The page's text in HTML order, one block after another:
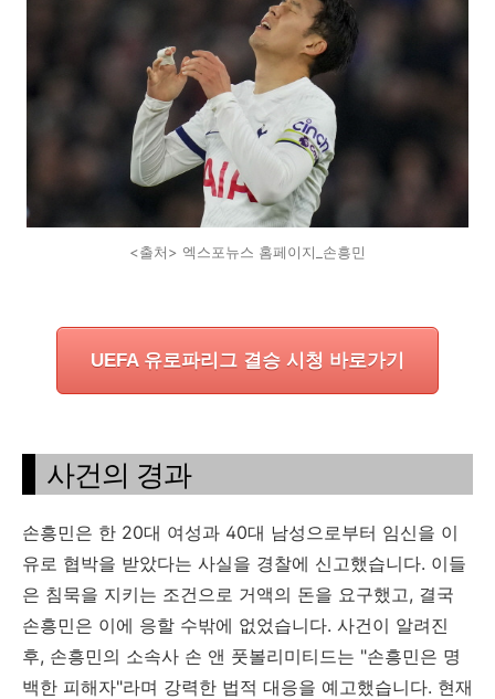
<출처> 엑스포뉴스 홈페이지_손흥민
UEFA 유로파리그 결승 시청 바로가기
사건의 경과
손흥민은 한 20대 여성과 40대 남성으로부터 임신을 이
유로 협박을 받았다는 사실을 경찰에 신고했습니다. 이들
은 침묵을 지키는 조건으로 거액의 돈을 요구했고, 결국
손흥민은 이에 응할 수밖에 없었습니다. 사건이 알려진
후, 손흥민의 소속사 손 앤 풋볼리미티드는 "손흥민은 명
백한 피해자"라며 강력한 법적 대응을 예고했습니다. 현재